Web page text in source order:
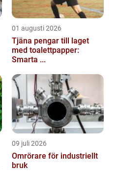
01 augusti 2026
Tjäna pengar till laget
med toalettpapper:
Smarta ...
09 juli 2026
Omrörare för industriellt
bruk